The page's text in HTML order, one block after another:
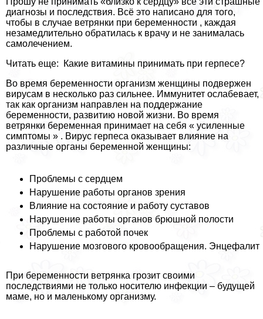
диагнозы и последствия. Всё это написано для того,
чтобы в случае ветрянки при беременности , каждая
незамедлительно обратилась к врачу и не занималась
самолечением.
Читать еще: Какие витамины принимать при гepпeсе?
Во время беременности организм женщины подвержен
вирусам в несколько раз сильнее. Иммунитет ослабевает,
так как организм направлен на поддержание
беременности, развитию новой жизни. Во время
ветрянки беременная принимает на себя « усиленные
симптомы » . Вирус гepпeса оказывает влияние на
различные органы беременной женщины:
Проблемы с сердцем
Нарушение работы органов зрения
Влияние на состояние и работу суставов
Нарушение работы органов брюшной полости
Проблемы с работой почек
Нарушение мозгового кровообращения. Энцефалит
При беременности ветрянка грозит своими
последствиями не только носителю инфекции – будущей
маме, но и маленькому организму.